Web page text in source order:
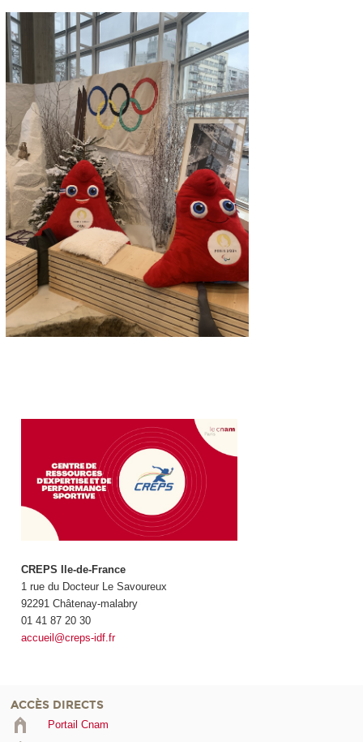
CREPS Ile-de-France
1 rue du Docteur Le Savoureux
92291 Châtenay-malabry
01 41 87 20 30
accueil@creps-idf.fr
ACCÈS DIRECTS
Portail Cnam